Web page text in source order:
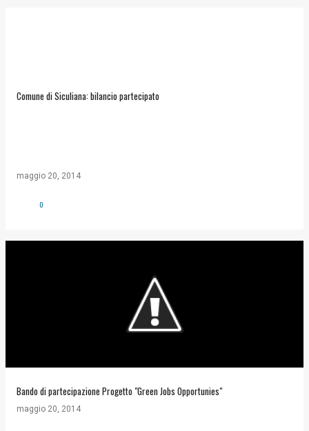
Comune di Siculiana: bilancio partecipato
maggio 20, 2014
0
Bando di partecipazione Progetto "Green Jobs Opportunies"
maggio 20, 2014